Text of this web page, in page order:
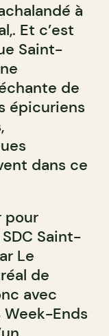
à
Et c’est
Saint-
de
épicuriens
dans ce
pour
Saint-
Le
de
avec
Week-Ends